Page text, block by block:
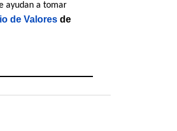
ayudan a tomar
de Valoresde